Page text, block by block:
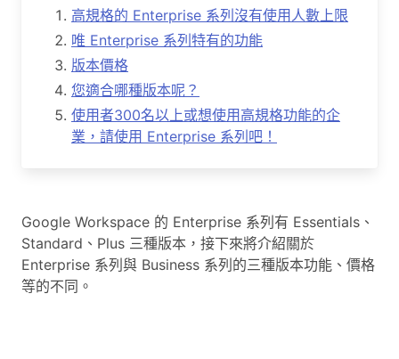
高規格的 Enterprise 系列沒有使用人數上限
唯 Enterprise 系列特有的功能
版本價格
您適合哪種版本呢？
使用者300名以上或想使用高規格功能的企
業，請使用 Enterprise 系列吧！
Google Workspace 的 Enterprise 系列有 Essentials、
Standard、Plus 三種版本，接下來將介紹關於
Enterprise 系列與 Business 系列的三種版本功能、價格
等的不同。